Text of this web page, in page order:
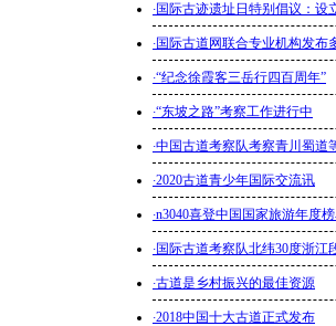
·国际古迹遗址日特别倡议：设
·国际古道网联合专业机构发布
·“纪念徐霞客三岳行四百周年”
·“东坡之路”考察工作进行中
·中国古道考察队考察青川蜀道
·2020古道青少年国际交流讯
·n3040喜登中国国家旅游年度
·国际古道考察队北纬30度浙江
·古道是乡村振兴的最佳资源
·2018中国十大古道正式发布